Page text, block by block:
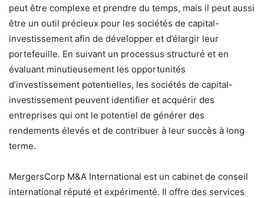
peut être complexe et prendre du temps, mais il peut aussi
être un outil précieux pour les sociétés de capital-
investissement afin de développer et d’élargir leur
portefeuille. En suivant un processus structuré et en
évaluant minutieusement les opportunités
d’investissement potentielles, les sociétés de capital-
investissement peuvent identifier et acquérir des
entreprises qui ont le potentiel de générer des
rendements élevés et de contribuer à leur succès à long
terme.
MergersCorp M&A International est un cabinet de conseil
international réputé et expérimenté. Il offre des services